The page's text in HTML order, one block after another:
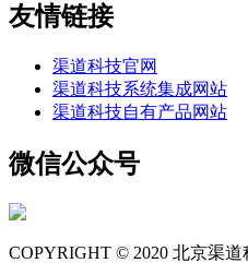
友情链接
渠道科技官网
渠道科技系统集成网站
渠道科技自有产品网站
微信公众号
COPYRIGHT © 2020 北京渠